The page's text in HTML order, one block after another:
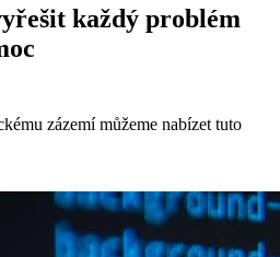
každý problém
zázemí můžeme nabízet tuto